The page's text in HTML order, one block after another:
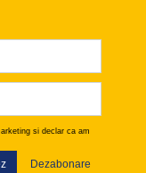
si declar ca am
Dezabonare